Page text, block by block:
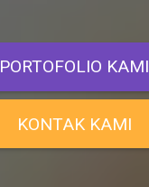
PORTOFOLIO KAMI
KONTAK KAMI